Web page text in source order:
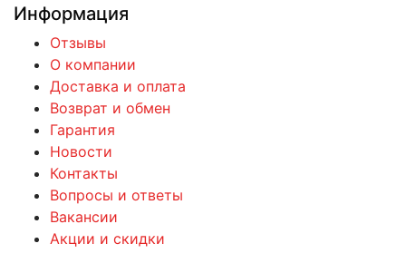
Информация
Отзывы
О компании
Доставка и оплата
Возврат и обмен
Гарантия
Новости
Контакты
Вопросы и ответы
Вакансии
Акции и скидки